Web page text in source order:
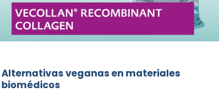
Alternativas veganas en materiales
biomédicos